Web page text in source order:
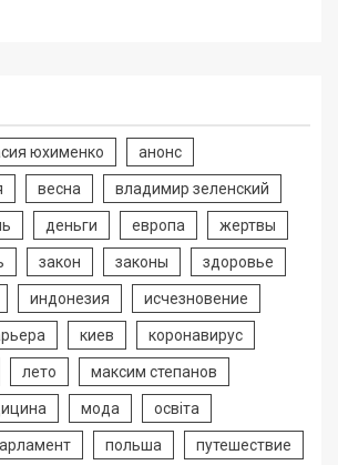
юхименко анонс
весна владимир зеленский
деньги европа жертвы
закон законы здоровье
индонезия исчезновение
киев коронавирус
лето максим степанов
мода освіта
польша путешествие